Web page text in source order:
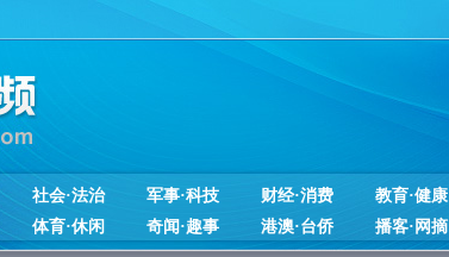
社会·法治 军事·科技 财经·消费
教育·健康
体育·休闲 奇闻·趣事 港澳·台侨 播客·网摘